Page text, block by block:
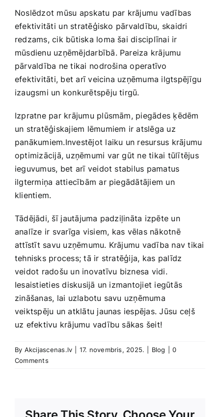
Noslēdzot mūsu ⁤apskatu par krājumu vadības
efektivitāti⁣ un stratēģisko pārvaldību, skaidri
redzams, cik būtiska loma šai disciplīnai ir
mūsdienu ‍uzņēmējdarbībā. Pareiza krājumu
pārvaldība ne tikai⁣ nodrošina operatīvo
efektivitāti, bet arī veicina uzņēmuma ilgtspējīgu
izaugsmi un konkurētspēju tirgū.
Izpratne par krājumu plūsmām, piegādes ķēdēm
un stratēģiskajiem lēmumiem ir atslēga uz
panākumiem.Investējot laiku un resursus krājumu
optimizācijā, uzņēmumi ‍var gūt ne tikai tūlītējus
ieguvumus, bet arī⁢ veidot stabilus pamatus
ilgtermiņa attiecībām ar piegādātājiem un
klientiem.
Tādējādi, šī ⁤jautājuma padziļināta izpēte un
analīze ir svarīga visiem, ⁣kas vēlas nākotnē
attīstīt savu uzņēmumu. Krājumu vadība nav tikai
tehnisks process; ‍tā ir stratēģija,⁢ kas palīdz
veidot‌ radošu un inovatīvu ⁢biznesa vidi.
Iesaistieties diskusijā‍ un izmantojiet iegūtās
zināšanas, lai uzlabotu savu uzņēmuma
veiktspēju un atklātu jaunas iespējas. Jūsu ⁣ceļš
uz​ efektivu krājumu‍ vadību sākas šeit!
By Akcijascenas.lv 17. novembris, 2025. Blog
0
Comments